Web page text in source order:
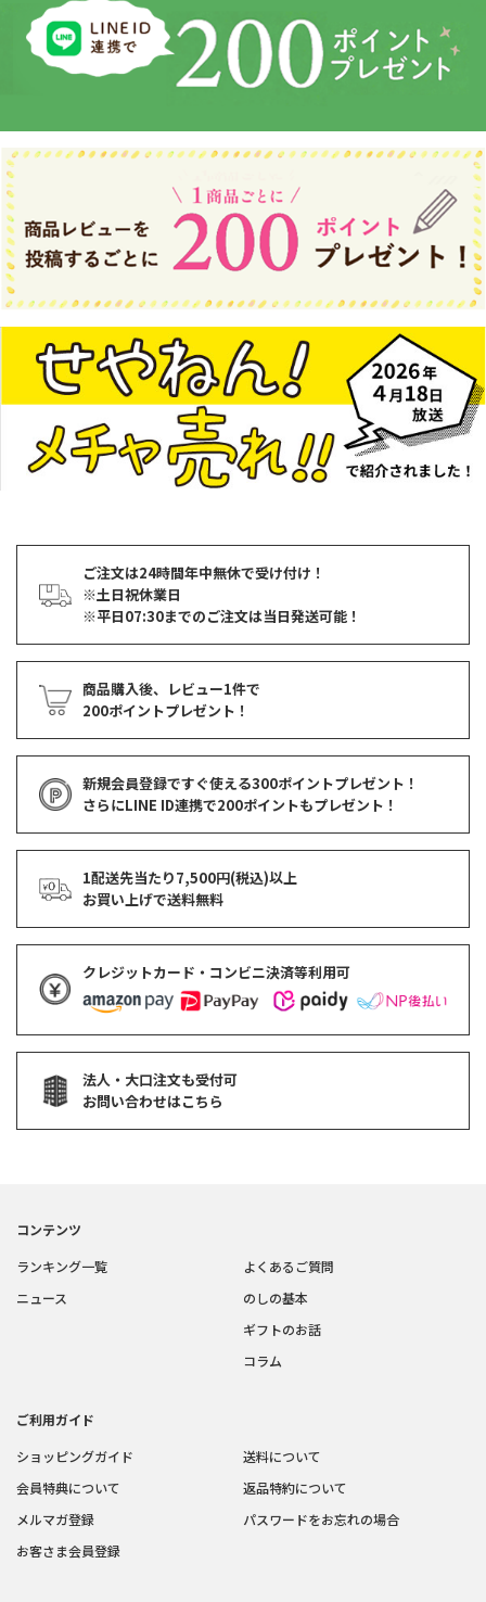
ご注文は24時間年中無休で受け付け！
※土日祝休業日
※平日07:30までのご注文は当日発送可能！
商品購入後、レビュー1件で
200ポイントプレゼント！
新規会員登録ですぐ使える300ポイントプレゼント！
さらにLINE ID連携で200ポイントもプレゼント！
1配送先当たり7,500円(税込)以上
お買い上げで送料無料
クレジットカード・コンビニ決済等利用可
法人・大口注文も受付可
お問い合わせはこちら
コンテンツ
ランキング一覧
ニュース
よくあるご質問
のしの基本
ギフトのお話
コラム
ご利用ガイド
ショッピングガイド
会員特典について
メルマガ登録
お客さま会員登録
送料について
返品特約について
パスワードをお忘れの場合